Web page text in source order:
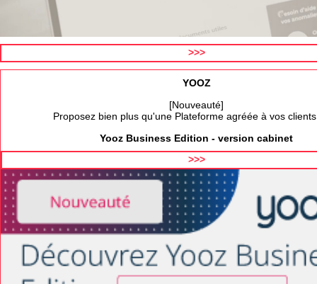
>>>
YOOZ
[Nouveauté]
Proposez bien plus qu'une Plateforme agréée à vos
Yooz Business Edition - version cabinet
>>>